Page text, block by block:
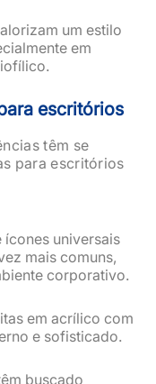
um estilo
em
escritórios
têm se
para escritórios
ícones universais
mais comuns,
corporativo.
em acrílico com
e sofisticado.
buscado